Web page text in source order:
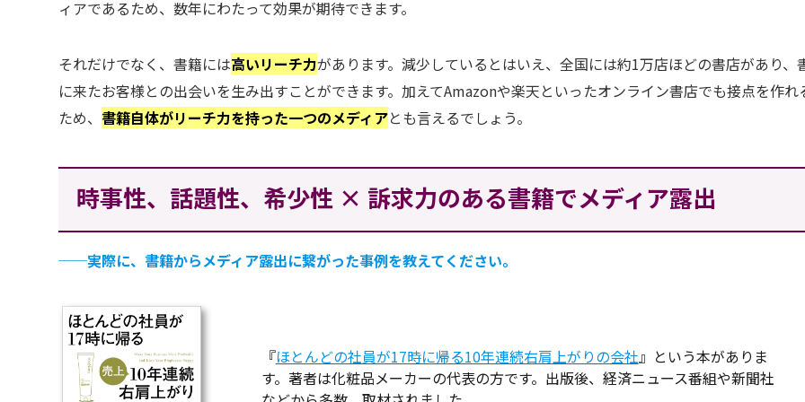
ィアであるため、数年にわたって効果が期待できます。
それだけでなく、書籍には高いリーチ力があります。減少しているとはいえ、全国には約1万店ほどの書店があり、
に来たお客様との出会いを生み出すことができます。加えてAmazonや楽天といったオンライン書店でも接点を作れ
ため、書籍自体がリーチ力を持った一つのメディアとも言えるでしょう。
時事性、話題性、希少性 × 訴求力のある書籍でメディア露出
──実際に、書籍からメディア露出に繋がった事例を教えてください。
『ほとんどの社員が17時に帰る10年連続右肩上がりの会社』という本がありま
す。著者は化粧品メーカーの代表の方です。出版後、経済ニュース番組や新聞社